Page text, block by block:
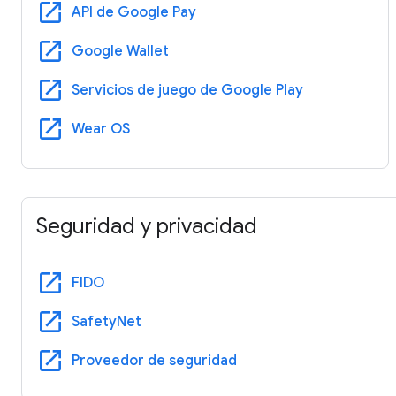
open_in_new API de Google Pay
open_in_new Google Wallet
open_in_new Servicios de juego de Google Play
open_in_new Wear OS
Seguridad y privacidad
open_in_new FIDO
open_in_new SafetyNet
open_in_new Proveedor de seguridad